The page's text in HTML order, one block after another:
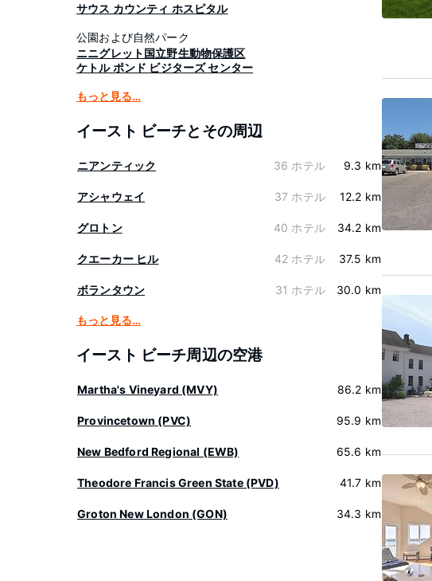
サウス カウンティ ホスピタル
公園および自然パーク
ニニグレット国立野生動物保護区
ケトル ポンド ビジターズ センター
もっと見る…
イースト ビーチとその周辺
ニアンティック 36 ホテル 9.3 km
アシャウェイ 37 ホテル 12.2 km
グロトン 40 ホテル 34.2 km
クエーカー ヒル 42 ホテル 37.5 km
ボランタウン 31 ホテル 30.0 km
もっと見る…
イースト ビーチ周辺の空港
Martha's Vineyard (MVY) 86.2 km
Provincetown (PVC) 95.9 km
New Bedford Regional (EWB) 65.6 km
Theodore Francis Green State (PVD) 41.7 km
Groton New London (GON) 34.3 km